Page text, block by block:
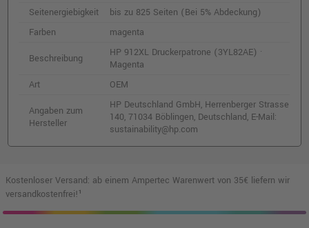
HP 912 Druckerpatrone (3YL80AE) ·
Schwarz
o. MwSt.9,24 €
11,00 €
inkl. MwSt.
HP 912XL Druckerpatrone (3YL83AE) · Gelb
Seitenergiebigkeit
bis zu 825 Seiten (Bei 5% Abdeckung)
Farben
magenta
Beschreibung
HP 912XL Druckerpatrone (3YL82AE) ·
Magenta
Art
OEM
Angaben zum
Hersteller
HP Deutschland GmbH, Herrenberger Strasse
140, 71034 Böblingen, Deutschland, E-Mail:
sustainability@hp.com
Kostenloser Versand: ab einem Ampertec Warenwert von 35€ liefern wir
versandkostenfrei!¹